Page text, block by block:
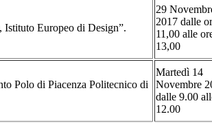
Istituto Europeo di Design”.
29
2017 dalle
11,00 alle
13,00
Polo di Piacenza Politecnico di
Martedì 14
Novembre
dalle 9.00
12.00